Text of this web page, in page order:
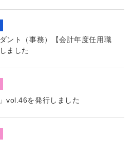
ント（事務）【会計年度任用職
ました
vol.46を発行しました